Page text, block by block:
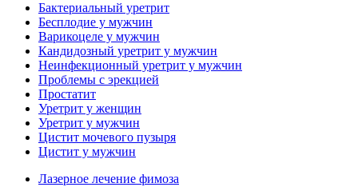
Бактериальный уретрит
Бесплодие у мужчин
Варикоцеле у мужчин
Кандидозный уретрит у мужчин
Неинфекционный уретрит у мужчин
Проблемы с эрекцией
Простатит
Уретрит у женщин
Уретрит у мужчин
Цистит мочевого пузыря
Цистит у мужчин
Лазерное лечение фимоза